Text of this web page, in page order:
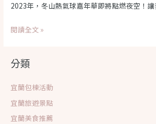
檜
多
2023年，冬山熱氣球嘉年華即將點燃夜空！
2023
熱
球
嘉
年
閱讀全文 »
分類
宜蘭包棟活動
宜蘭旅遊景點
宜蘭美食推薦